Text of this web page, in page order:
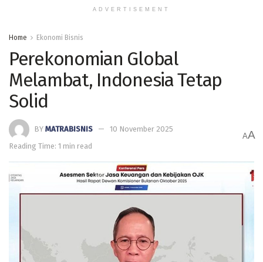
ADVERTISEMENT
Home Ekonomi Bisnis
Perekonomian Global
Melambat, Indonesia Tetap
Solid
BY MATRABISNIS
10 November 2025
Reading Time: 1 min read
AA